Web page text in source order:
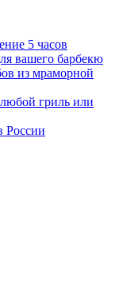
5 часов
вашего барбекю
из мраморной
гриль или
России